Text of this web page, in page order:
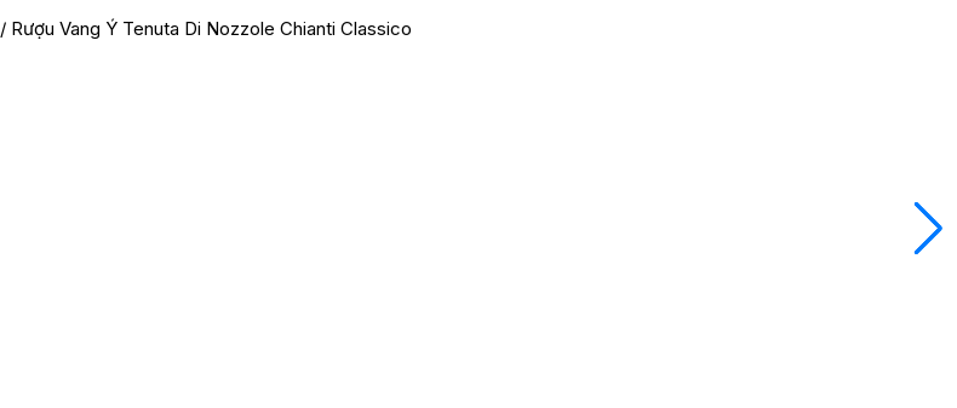
/ Rượu Vang Ý Tenuta Di Nozzole Chianti Classico